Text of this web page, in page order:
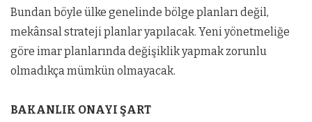
Bundan böyle ülke genelinde bölge planları değil,
mekânsal strateji planlar yapılacak. Yeni yönetmeliğe
göre imar planlarında değişiklik yapmak zorunlu
olmadıkça mümkün olmayacak.
BAKANLIK ONAYI ŞART